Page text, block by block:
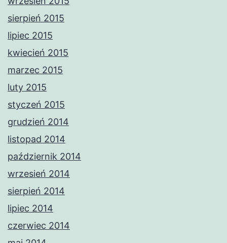
sierpień 2015
lipiec 2015
kwiecień 2015
marzec 2015
luty 2015
styczeń 2015
grudzień 2014
listopad 2014
październik 2014
wrzesień 2014
sierpień 2014
lipiec 2014
czerwiec 2014